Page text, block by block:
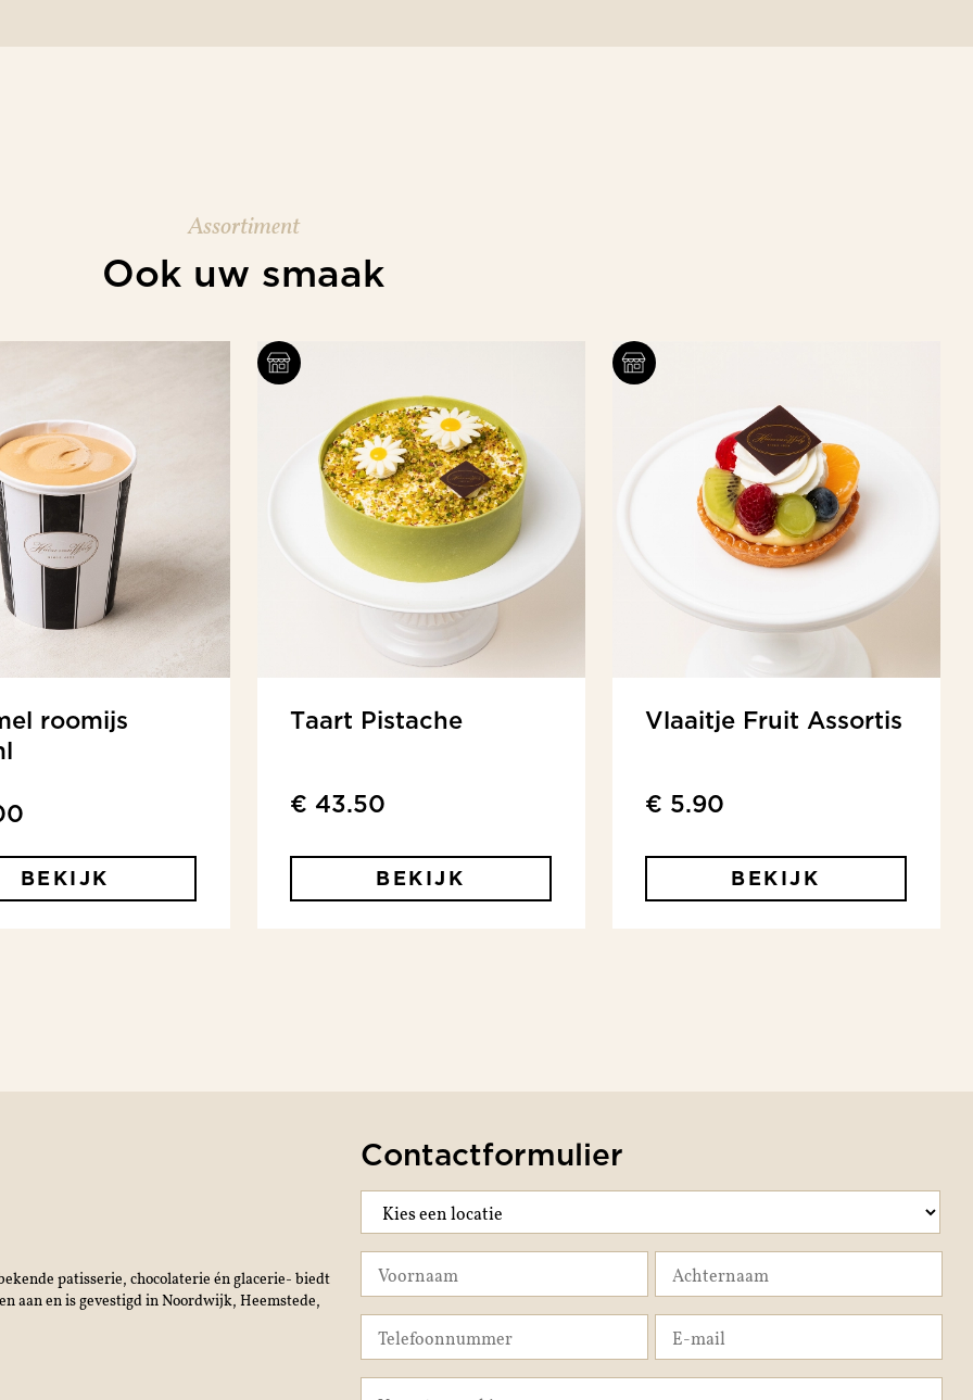
Assortiment
Ook uw smaak
roomijs
BEKIJK
Taart Pistache
€ 43.50
BEKIJK
Vlaaitje Fruit Assortis
€ 5.90
BEKIJK
patisserie, chocolaterie én glacerie- biedt
aan en is gevestigd in Noordwijk, Heemstede,
Contactformulier